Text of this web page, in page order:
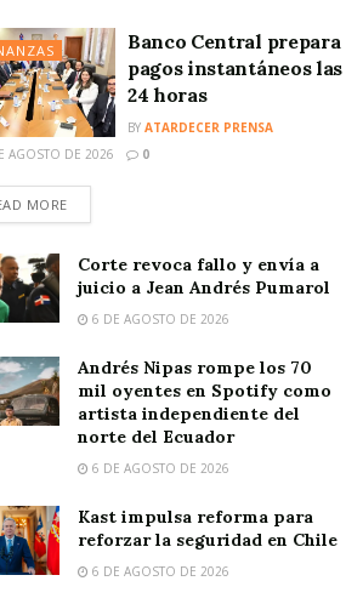
Banco Central prepara
pagos instantáneos las
24 horas
BY ATARDECER PRENSA
AGOSTO DE 2026
0
MORE
Corte revoca fallo y envía a
juicio a Jean Andrés Pumarol
6 DE AGOSTO DE 2026
Andrés Nipas rompe los 70
mil oyentes en Spotify como
artista independiente del
norte del Ecuador
6 DE AGOSTO DE 2026
Kast impulsa reforma para
reforzar la seguridad en Chile
6 DE AGOSTO DE 2026